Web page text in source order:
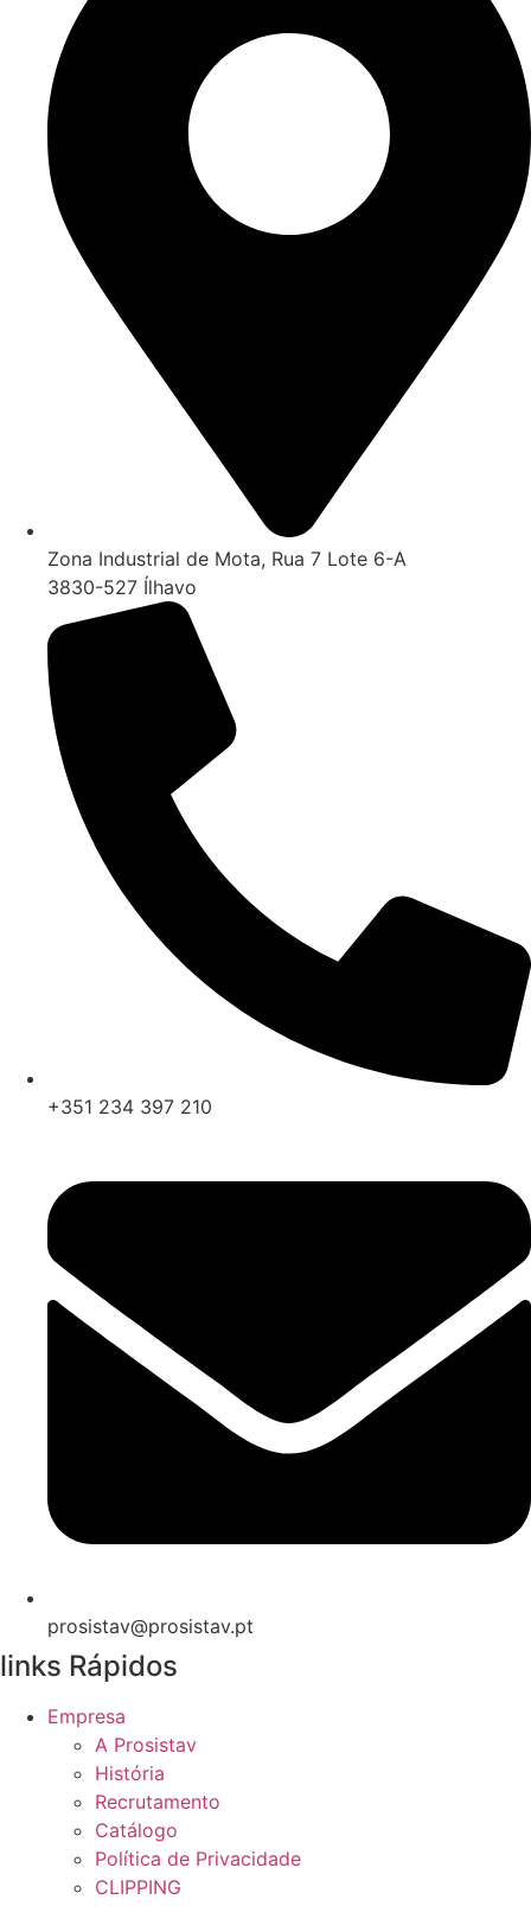
Zona Industrial de Mota, Rua 7 Lote 6-A
3830-527 Ílhavo
+351 234 397 210
prosistav@prosistav.pt
links Rápidos
Empresa
A Prosistav
História
Recrutamento
Catálogo
Política de Privacidade
CLIPPING